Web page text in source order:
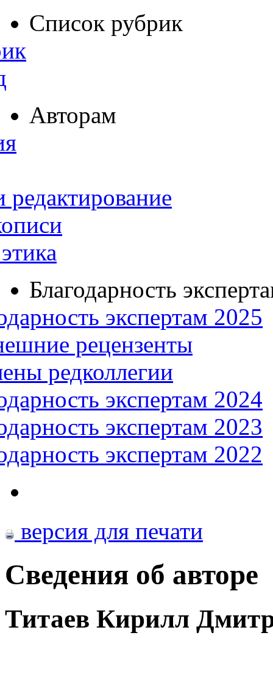
Список рубрик
Авторам
редактирование
Благодарность
экспертам 2025
рецензенты
редколлегии
экспертам 2024
экспертам 2023
экспертам 2022
версия для печати
Сведения об авторе
Титаев Кирилл